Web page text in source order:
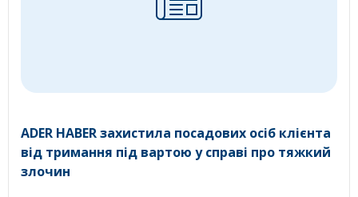
ADER HABER захистила посадових осіб клієнта
від тримання під вартою у справі про тяжкий
злочин